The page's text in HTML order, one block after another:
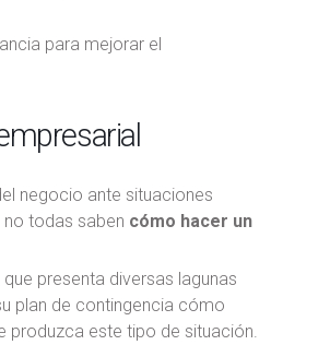
para mejorar el
negocio ante situaciones
todas saben cómo hacer un
presenta diversas lagunas
plan de contingencia cómo
produzca este tipo de situación.